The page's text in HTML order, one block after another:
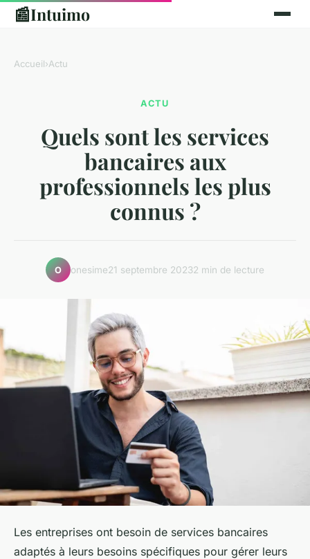
📰Intuimo
Accueil›Actu
ACTU
Quels sont les services
bancaires aux
professionnels les plus
connus ?
O onesime21 septembre 20232 min de lecture
Les entreprises ont besoin de services bancaires
adaptés à leurs besoins spécifiques pour gérer leurs